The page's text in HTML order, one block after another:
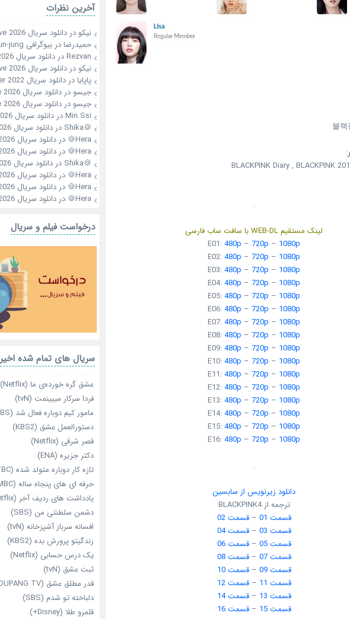
블
:
BLACKPINK Diary , BLACKPINK
.
لینک مستقیم WEB-DL با سافت ساب فارسی
E01:480p – 720p – 1080p
E02:480p – 720p – 1080p
E03:480p – 720p – 1080p
E04:480p – 720p – 1080p
E05:480p – 720p – 1080p
E06:480p – 720p – 1080p
E07:480p – 720p – 1080p
E08:480p – 720p – 1080p
E09:480p – 720p – 1080p
E10:480p – 720p – 1080p
E11:480p – 720p – 1080p
E12:480p – 720p – 1080p
E13:480p – 720p – 1080p
E14:480p – 720p – 1080p
E15:480p – 720p – 1080p
E16:480p – 720p – 1080p
.
دانلود زیرنویس از سابسین
ترجمه از BLACKPINK4
قسمت 01
–قسمت 02
قسمت 03
–قسمت 04
قسمت 05
–قسمت 06
قسمت 07
–قسمت 08
قسمت 09
–قسمت 10
قسمت 11
–قسمت 12
قسمت 13
–قسمت 14
قسمت 15
–قسمت 16
آخرین نظرات
نیکو در دانلود سریال Our Sticky Love 2026
حمیدرضادر بیوگرافی Go Youn-jung
Rezvanدر دانلود سریال The Husband 2026
نیکو در دانلود سریال Our Sticky Love 2026
پاپایادر دانلود سریال One Dollar Lawyer 2022
جیسو در دانلود سریال Our Sticky Love 2026
جیسو در دانلود سریال Our Sticky Love 2026
Min.Ssiدر دانلود سریال Love on the Menu 2026
🍪Shika
در دانلود سریال Spooky in Love 2026
Hera🍪
در دانلود سریال Blossoms of Power 2026
Hera🍪
در دانلود سریال Blossoms of Power 2026
🍪Shika
در دانلود سریال A Bona Fide Killer 2026
Hera🍪
در دانلود سریال OK! Let’s Get Divorced 2026
Hera🍪
در دانلود سریال A Bona Fide Killer 2026
Hera🍪
در دانلود سریال A Bona Fide Killer 2026
درخواست فیلم و سریال
سریال های تمام شده اخیر
عشق گره خورده‌ی ما (Netflix)
فردا سرکار میبینمت (tvN)
مامور کیم دوباره فعال شد (SBS)
دستورالعمل عشق (KBS2)
قصر شرقی (Netflix)
دکتر جزیره (ENA)
تازه‌ کار دوباره‌ متولد شده (jTBC)
حرفه‌ ای‌ های پنجاه‌ ساله (MBC)
یادداشت‌ های ردیف آخر (Netflix)
دشمن سلطنتی من (SBS)
افسانه سرباز آشپزخانه (tvN)
زندگیتو پرورش بده (KBS2)
یک درس حسابی (Netflix)
ثبت عشق (tvN)
قدر مطلق عشق (COUPANG TV)
دلباخته تو شدم (SBS)
قلمرو طلا (Disney+)